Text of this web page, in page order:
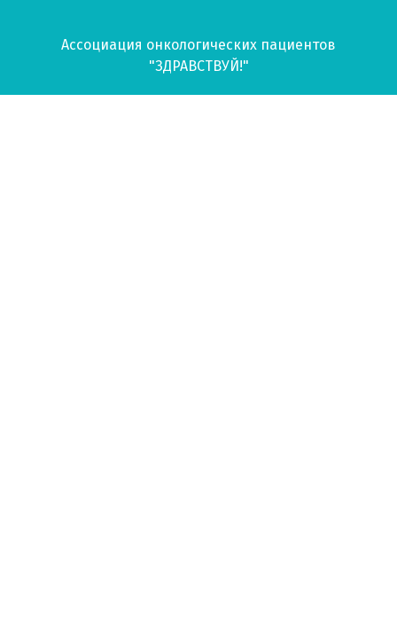
Ассоциация онкологических пациентов
"ЗДРАВСТВУЙ!"